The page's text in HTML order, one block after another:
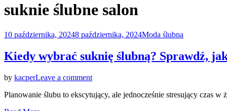
Tag
:
suknie ślubne salon
Posted
10 października, 20248 października, 2024Moda ślubna
Kiedy wybrać suknię ślubną? Sprawdź,
by kacperLeave a commenton
wybrać
Planowanie ślubu to ekscytujący, ale jednocześnie stresujący czas